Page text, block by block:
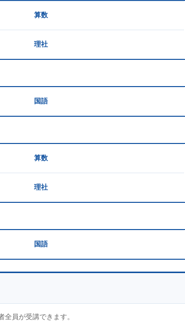
算数
理社
国語
算数
理社
国語
員が受講できます。